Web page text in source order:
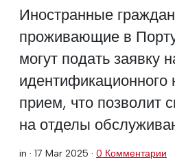
Иностранные
проживающие в
могут подать заявку
идентификационного
прием, что позволит
на отделы
in · 17 Mar 2025 · 0 Комментарии